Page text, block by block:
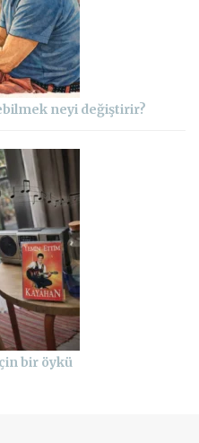
neyi değiştirir?
bir öykü